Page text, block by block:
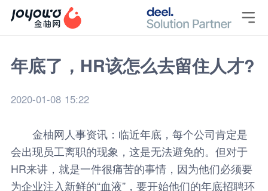

年底了，HR该怎么去留住人才?
2020-01-08 15:22
金柚网 人事资讯：临近年底，每个公司肯定是
会出现员工离职的现象，这是无法避免的。但对于
HR来讲，就是一件很痛苦的事情，因为他们必须要
为企业注入新鲜的“血液”，要开始他们的年底招聘环